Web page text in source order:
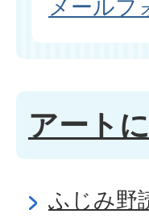
メールフ
アート
ふじみ野